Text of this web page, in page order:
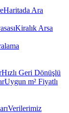
Haritada Ara
Kiralık Arsa
Hızlı Geri Dönüşlü
Uygun m² Fiyatlı
Verilerimiz